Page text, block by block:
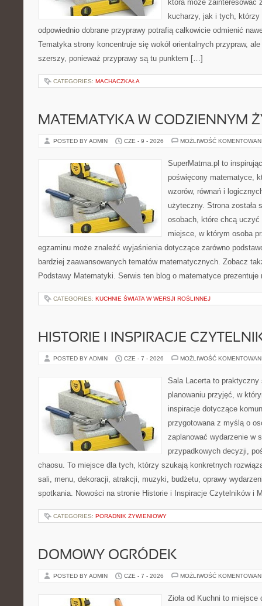
która może zainteresować
kucharzy, jak i tych, którzy
odpowiednio dobrane przyprawy potrafią całkowicie odmienić
Tematyka strony koncentruje się wokół orientalnych przypraw,
szerszy, ponieważ przyprawy są tu punktem […]
CATEGORIES: MACHACZKAŁA
MATEMATYKA W CODZIENNYM
POSTED BY ADMIN CZE - 9 - 2026 MOŻLIWOŚĆ
SuperMatma.pl to
poświęcony matematyce,
wzorów, równań i
użyteczny. Strona została
osobach, które chcą
miejsce, w którym osoba
egzaminu może znaleźć wyjaśnienia dotyczące zarówno
bardziej zaawansowanych tematów matematycznych. Zobacz
Podstawy Matematyki. Serwis ten blog o matematyce
CATEGORIES: KUCHNIE ŚWIATA W WERSJI ROŚLINNEJ
HISTORIE I INSPIRACJE
POSTED BY ADMIN CZE - 7 - 2026 MOŻLIWOŚĆ
Sala Lacerta to praktyczny
planowaniu przyjęć, w
inspiracje dotyczące
przygotowana z myślą o
zaplanować wydarzenie w
przypadkowych decyzji,
chaosu. To miejsce dla tych, którzy szukają konkretnych
sali, menu, dekoracji, atrakcji, muzyki, budżetu, oprawy
spotkania. Nowości na stronie Historie i Inspiracje Czytelników i
CATEGORIES: PORADNIK ŻYWIENIOWY
DOMOWY OGRÓDEK
POSTED BY ADMIN CZE - 7 - 2026 MOŻLIWOŚĆ
Zioła od Kuchni to